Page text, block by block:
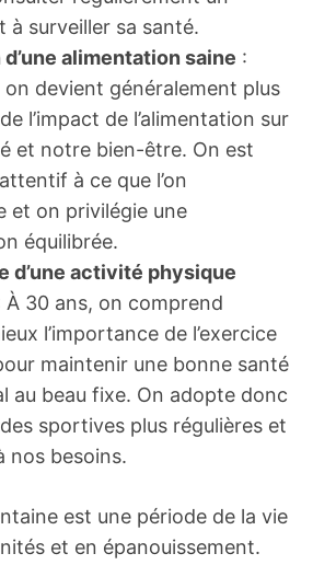
à surveiller sa santé.
d’une alimentation saine :
on devient généralement plus
l’impact de l’alimentation sur
et notre bien-être. On est
à ce que l’on
et on privilégie une
équilibrée.
d’une activité physique
À 30 ans, on comprend
l’importance de l’exercice
maintenir une bonne santé
au beau fixe. On adopte donc
sportives plus régulières et
nos besoins.
est une période de la vie
et en épanouissement.